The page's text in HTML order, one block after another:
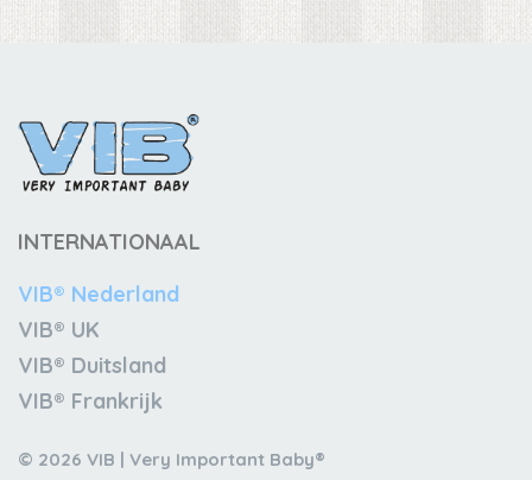
INTERNATIONAAL
VIB® Nederland
VIB® UK
VIB® Duitsland
VIB® Frankrijk
© 2026 VIB | Very Important Baby®